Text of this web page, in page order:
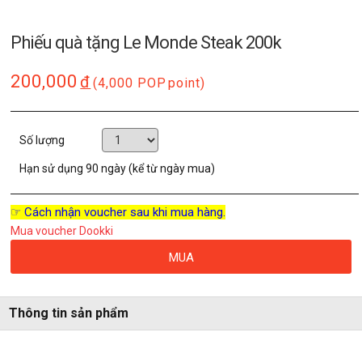
Phiếu quà tặng Le Monde Steak 200k
200,000 đ (4,000 POP point)
Số lượng
Hạn sử dụng90 ngày (kể từ ngày mua)
☞ Cách nhận voucher sau khi mua hàng.
Mua voucher Dookki
MUA
Thông tin sản phẩm